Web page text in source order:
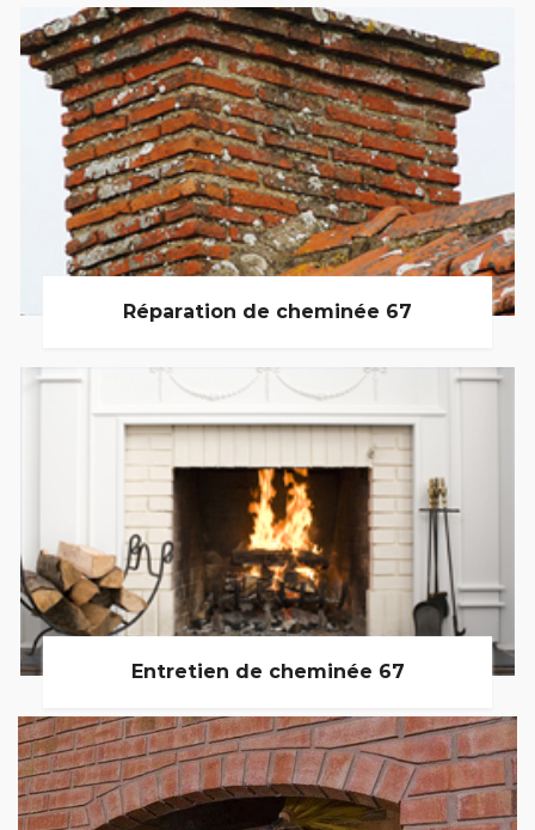
Réparation de cheminée 67
Entretien de cheminée 67